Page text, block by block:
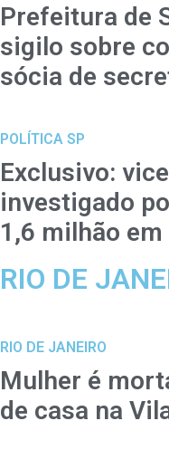
Prefeitura de
sigilo sobre
sócia de
POLÍTICA SP
Exclusivo:
investigado
1,6 milhão
RIO DE
RIO DE JANEIRO
Mulher é
de casa na